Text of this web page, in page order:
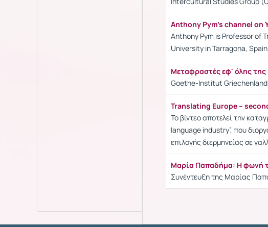
Anthony Pym's channel on
Anthony Pym is Professor of
University in Tarragona,
Μεταφραστές εφ' όλης της
Goethe-Institut
Translating Europe –
Το βίντεο αποτελεί την
language industry”, που
επιλογής διερμηνείας σε
Μαρία Παπαδήμα: Η φωνή
Συνέντευξη της Μαρίας